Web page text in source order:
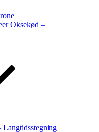
Oksekød –